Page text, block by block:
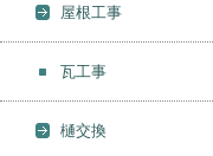
屋根工事
瓦工事
樋交換